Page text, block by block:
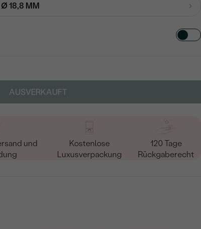
Ø 18,8 MM
AUSVERKAUFT
und
Kostenlose
Luxusverpackung
120 Tage
Rückgaberecht